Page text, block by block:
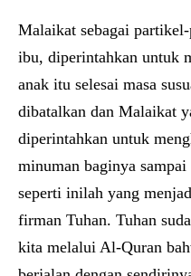
Malaikat sebagai
ibu, diperintahkan untuk
anak itu selesai masa
dibatalkan dan Malaikat
diperintahkan untuk
minuman baginya
seperti inilah yang
firman Tuhan. Tuhan
kita melalui Al-Quran